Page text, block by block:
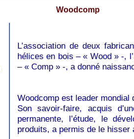
Woodcomp
L’association de deux
hélices en bois – « Wood » -,
– « Comp » -, a donné
Woodcomp est leader
Son savoir-faire, acquis
permanente, l’étude, le
produits, a permis de le hisser